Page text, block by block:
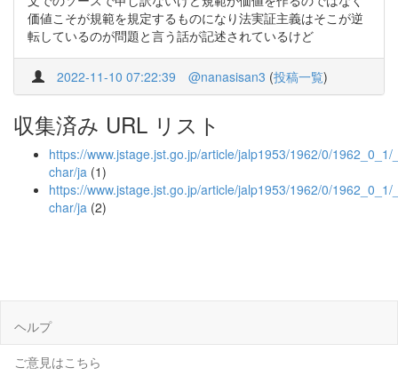
価値こそが規範を規定するものになり法実証主義はそこが逆
転しているのが問題と言う話が記述されているけど
2022-11-10 07:22:39 @nanasisan3 (投稿一覧)
収集済み URL リスト
https://www.jstage.jst.go.jp/article/jalp1953/1962/0/1962_0_1/
char/ja (1)
https://www.jstage.jst.go.jp/article/jalp1953/1962/0/1962_0_1/
char/ja (2)
ヘルプ
ご意見はこちら